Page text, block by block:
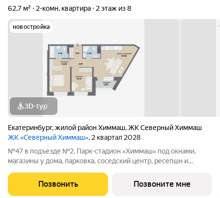
62,7 м²
2-комн. квартира 2 этаж из 8
новостройка
3D-тур
Екатеринбург,жилой район Химмаш,ЖК Северный Химмаш
ЖК «Северный Химмаш», 2 квартал 2028
№47 в подъезде №2. Парк-стадион «Химмаш» под окнами,
магазины у дома, парковка, соседский центр, ресепшн и
Северном Химмаше это комфортные дома со всей
необходимой для жизни инфраструктурой,
Позвонить Позвоните мне